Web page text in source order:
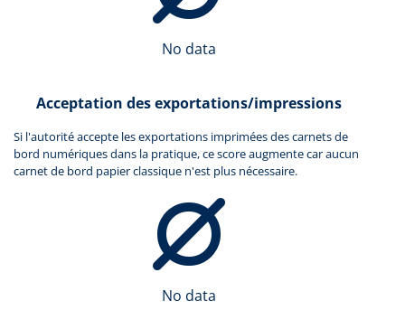
No data
Acceptation des exportations/impressions
Si l'autorité accepte les exportations imprimées des carnets de
bord numériques dans la pratique, ce score augmente car aucun
carnet de bord papier classique n'est plus nécessaire.
No data